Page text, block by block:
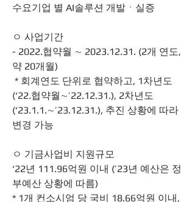
수요기업 별 AI솔루션 개발ㆍ실증
ㅇ 사업기간
- 2022.협약월 ∼ 2023.12.31. (2개 연도,
약 20개월)
(‘22.협약월∼’22.12.31.), 2차년도
(‘23.1.1.∼’23.12.31.), 추진 상황에 따라
변경 가능
ㅇ 기금사업비 지원규모
‘22년 111.96억원 이내 (’23년 예산은 정
부예산 상황에 따름)
* 1개 컨소시엄 당 국비 18.66억원 이내,